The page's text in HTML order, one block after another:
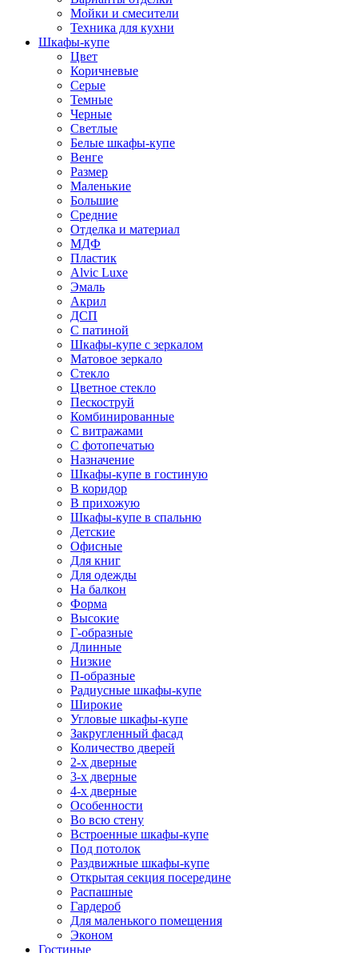
Мойки и смесители
Техника для кухни
Шкафы-купе
Цвет
Коричневые
Серые
Темные
Черные
Светлые
Белые шкафы-купе
Венге
Размер
Маленькие
Большие
Средние
Отделка и материал
МДФ
Пластик
Alvic Luxe
Эмаль
Акрил
ДСП
С патиной
Шкафы-купе с зеркалом
Матовое зеркало
Стекло
Цветное стекло
Пескоструй
Комбинированные
С витражами
С фотопечатью
Назначение
Шкафы-купе в гостиную
В коридор
В прихожую
Шкафы-купе в спальню
Детские
Офисные
Для книг
Для одежды
На балкон
Форма
Высокие
Г-образные
Длинные
Низкие
П-образные
Радиусные шкафы-купе
Широкие
Угловые шкафы-купе
Закругленный фасад
Количество дверей
2-х дверные
3-х дверные
4-х дверные
Особенности
Во всю стену
Встроенные шкафы-купе
Под потолок
Раздвижные шкафы-купе
Открытая секция посередине
Распашные
Гардероб
Для маленького помещения
Эконом
Гостиные